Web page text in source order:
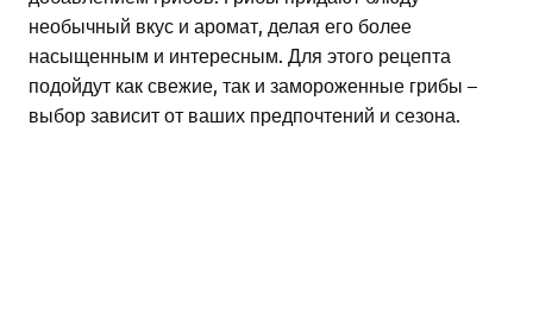
необычный вкус и аромат, делая его более
насыщенным и интересным. Для этого рецепта
подойдут как свежие, так и замороженные грибы –
выбор зависит от ваших предпочтений и сезона.